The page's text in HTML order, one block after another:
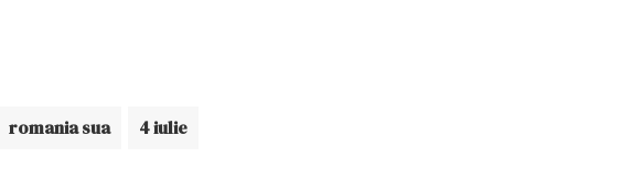
romania sua 4 iulie